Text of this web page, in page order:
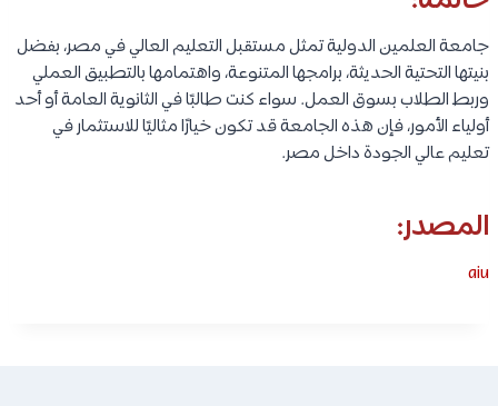
جامعة العلمين الدولية تمثل مستقبل التعليم العالي في مصر، بفضل
بنيتها التحتية الحديثة، برامجها المتنوعة، واهتمامها بالتطبيق العملي
وربط الطلاب بسوق العمل. سواء كنت طالبًا في الثانوية العامة أو أحد
أولياء الأمور، فإن هذه الجامعة قد تكون خيارًا مثاليًا للاستثمار في
تعليم عالي الجودة داخل مصر.
المصدر:
aiu